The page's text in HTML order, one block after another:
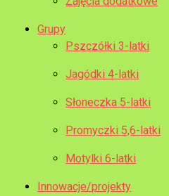
Grupy
Pszczółki 3-latki
Jagódki 4-latki
Słoneczka 5-latki
Promyczki 5,6-latki
Motylki 6-latki
Innowacje/projekty